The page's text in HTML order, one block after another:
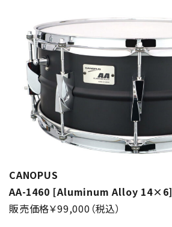
CANOPUS
AA-1460 [Aluminum Alloy 14×6]
販売価格￥99,000（税込）